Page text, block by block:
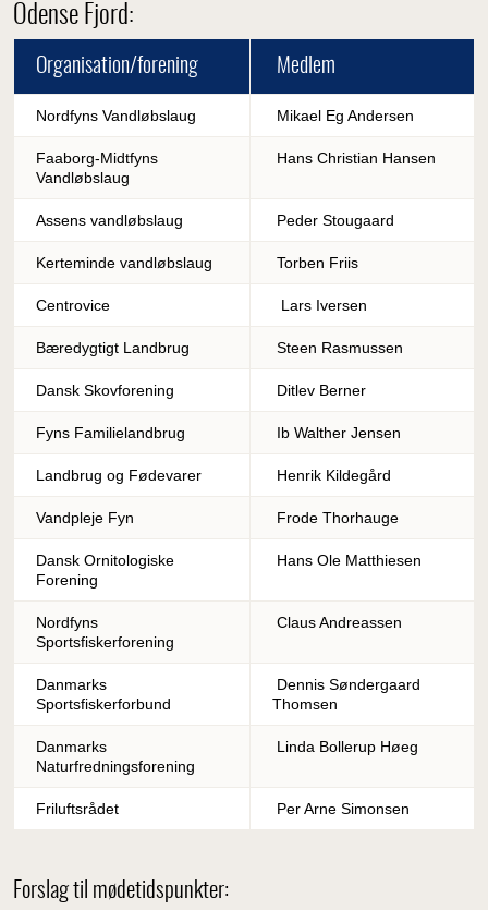
Odense Fjord:
Organisation/forening Medlem
Nordfyns Vandløbslaug Mikael Eg Andersen
Faaborg-Midtfyns
Vandløbslaug
Hans Christian Hansen
Assens vandløbslaug Peder Stougaard
Kerteminde vandløbslaug Torben Friis
Centrovice Lars Iversen
Bæredygtigt Landbrug Steen Rasmussen
Dansk Skovforening Ditlev Berner
Fyns Familielandbrug Ib Walther Jensen
Landbrug og Fødevarer Henrik Kildegård
Vandpleje Fyn Frode Thorhauge
Dansk Ornitologiske
Forening
Hans Ole Matthiesen
Nordfyns
Sportsfiskerforening
Claus Andreassen
Danmarks
Sportsfiskerforbund
Dennis Søndergaard
Thomsen
Danmarks
Naturfredningsforening
Linda Bollerup Høeg
Friluftsrådet Per Arne Simonsen
Forslag til mødetidspunkter: